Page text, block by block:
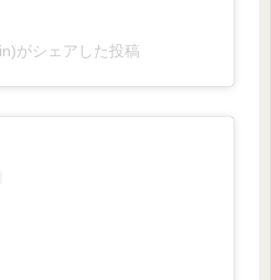
がシェアした投稿